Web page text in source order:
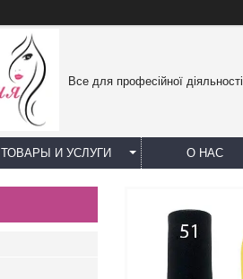
Все для професійної діяльності
ТОВАРЫ И УСЛУГИ О НАС